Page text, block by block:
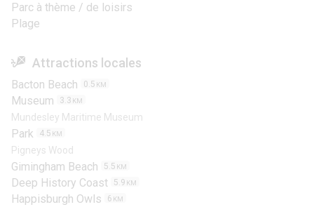
Parc à thème / de loisirs
Plage
Attractions locales
Bacton Beach 0.5 KM
Museum 3.3 KM
Mundesley Maritime Museum
Park 4.5 KM
Pigneys Wood
Gimingham Beach 5.5 KM
Deep History Coast 5.9 KM
Happisburgh Owls 6 KM